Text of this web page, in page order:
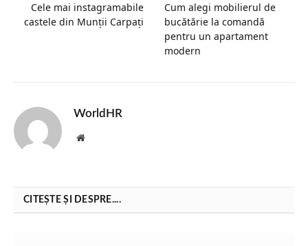
Cele mai instagramabile
castele din Munții Carpați
Cum alegi mobilierul de
bucătărie la comandă
pentru un apartament
modern
WorldHR
Website
CITEȘTE ȘI DESPRE....